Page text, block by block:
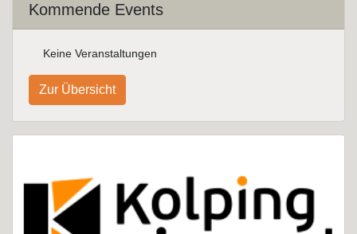
Kommende Events
Keine Veranstaltungen
Zur Übersicht